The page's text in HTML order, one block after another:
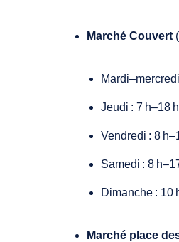
Marché Couvert
Jeudi : 7 h–18 h
Vendredi : 8
Samedi : 8
Dimanche : 10
Marché place